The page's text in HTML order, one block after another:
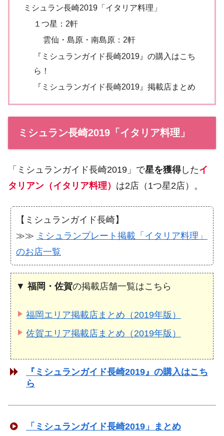
ミシュラン長崎2019「イタリア料理」
１つ星：2軒
雲仙・島原・南島原：2軒
『ミシュランガイド長崎2019』の購入はこち
ら！
『ミシュランガイド長崎2019』掲載店まとめ
ミシュラン長崎2019「イタリア料理」
「ミシュランガイド長崎2019」で星を獲得したイ
タリアン（イタリア料理） は2店（1つ星2店）。
【ミシュランガイド長崎】
≫≫ ミシュランプレート掲載「イタリア料理」
のお店一覧
▼ 福岡・佐賀の掲載店舗一覧はこちら
福岡エリア掲載店まとめ（2019年版）
佐賀エリア掲載店まとめ（2019年版）
『ミシュランガイド長崎2019』の購入はこち
ら
「ミシュランガイド長崎2019」まとめ